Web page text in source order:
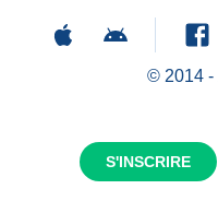
S'INSCRIRE
© 2014 -